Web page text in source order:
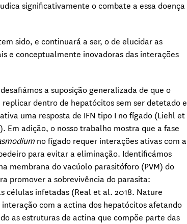
significativamente o combate a essa doença
sido, e continuará a ser, o de elucidar as
e conceptualmente inovadoras das interações
a suposição generalizada de que o
dentro de hepatócitos sem ser detetado e
uma resposta de IFN tipo I no fígado (Liehl et
Em adição, o nosso trabalho mostra que a fase
no fígado requer interações ativas com a
para evitar a eliminação. Identificámos
membrana do vacúolo parasitóforo (PVM) do
promover a sobrevivência do parasita:
células infetadas (Real et al. 2018. Nature
com a actina dos hepatócitos afetando
as estruturas de actina que compõe parte das